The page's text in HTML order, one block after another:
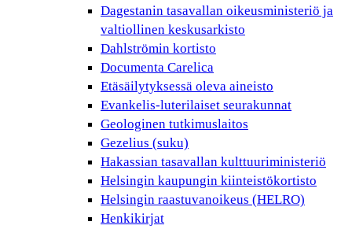
Dagestanin tasavallan oikeusministeriö ja
valtiollinen keskusarkisto
Dahlströmin kortisto
Documenta Carelica
Etäsäilytyksessä oleva aineisto
Evankelis-luterilaiset seurakunnat
Geologinen tutkimuslaitos
Gezelius (suku)
Hakassian tasavallan kulttuuriministeriö
Helsingin kaupungin kiinteistökortisto
Helsingin raastuvanoikeus (HELRO)
Henkikirjat